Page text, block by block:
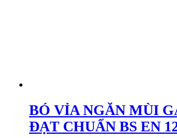
BÓ VỈA NGĂN MÙI
ĐẠT CHUẨN BS EN